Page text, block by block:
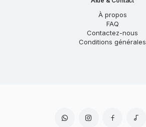
À propos
FAQ
Contactez-nous
Conditions générales